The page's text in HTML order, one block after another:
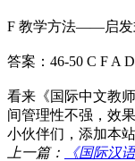
F 教学方法——启发
答案：46-50 C F A
看来《国际中文教
间管理性不强，效
小伙伴们，添加本
上一篇：
《国际汉